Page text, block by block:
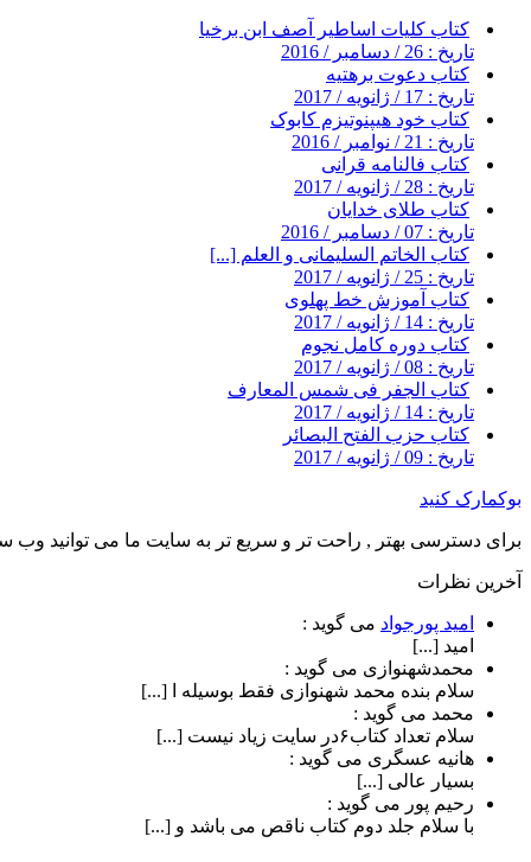
کتاب کلیات اساطیر آصف ابن برخیا
تاریخ : 26 / دسامبر / 2016
کتاب دعوت برهتیه
تاریخ : 17 / ژانویه / 2017
کتاب خود هیپنوتیزم کابوک
تاریخ : 21 / نوامبر / 2016
کتاب فالنامه قرانی
تاریخ : 28 / ژانویه / 2017
کتاب طلای خدایان
تاریخ : 07 / دسامبر / 2016
کتاب الخاتم السلیمانی و العلم [...]
تاریخ : 25 / ژانویه / 2017
کتاب آموزش خط پهلوی
تاریخ : 14 / ژانویه / 2017
کتاب دوره کامل نجوم
تاریخ : 08 / ژانویه / 2017
کتاب الجفر فى شمس المعارف
تاریخ : 14 / ژانویه / 2017
کتاب حزب الفتح البصائر
تاریخ : 09 / ژانویه / 2017
بوکمارک کنید
برای دسترسی بهتر , راحت تر و سریع تر به سایت ما می توانید وب
آخرین نظرات
امید پورجواد می گوید :
امید [...]
محمدشهنوازی می گوید :
سلام بنده محمد شهنوازی فقط بوسیله ا [...]
محمد می گوید :
سلام تعداد کتاب۶در سایت زیاد نیست [...]
هانیه عسگری می گوید :
بسیار عالی [...]
رحیم پور می گوید :
با سلام جلد دوم کتاب ناقص می باشد و [...]